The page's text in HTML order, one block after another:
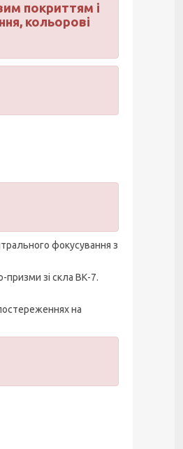
покриттям і
кольорові
фокусування з
призми зі скла ВК-7.
на